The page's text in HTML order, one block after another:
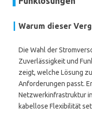
Warum dieser
Die Wahl der
Zuverlässigkeit und
zeigt, welche Lösung
Anforderungen passt.
Netzwerkinfrastruktur
kabellose Flexibilität